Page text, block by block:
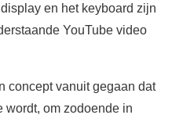
en het keyboard zijn
YouTube video
concept vanuit gegaan dat
wordt, om zodoende in